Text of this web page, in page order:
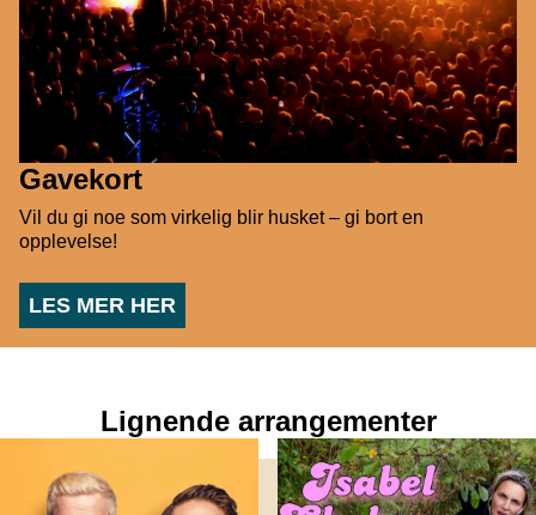
Gavekort
Vil du gi noe som virkelig blir husket – gi bort en
opplevelse!
LES MER HER
Lignende arrangementer